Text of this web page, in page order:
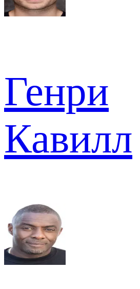
Генри
Кавилл